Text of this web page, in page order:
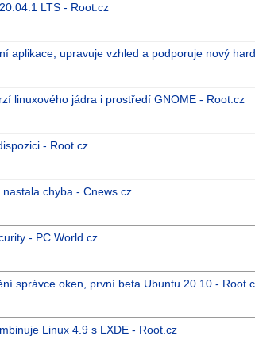
LTS - Root.cz
aplikace, upravuje vzhled a podporuje nový
linuxového jádra i prostředí GNOME - Root.cz
- Root.cz
chyba - Cnews.cz
- PC World.cz
správce oken, první beta Ubuntu 20.10 -
Linux 4.9 s LXDE - Root.cz